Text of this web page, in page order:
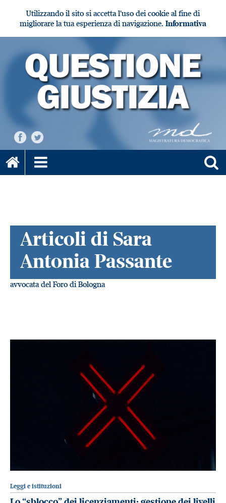
Utilizzando il sito si accetta l'uso dei cookie al fine di
migliorare la tua esperienza di navigazione. Informativa
Articoli di Sara
Antonia Passante
avvocata del Foro di Bologna
Leggi e istituzioni